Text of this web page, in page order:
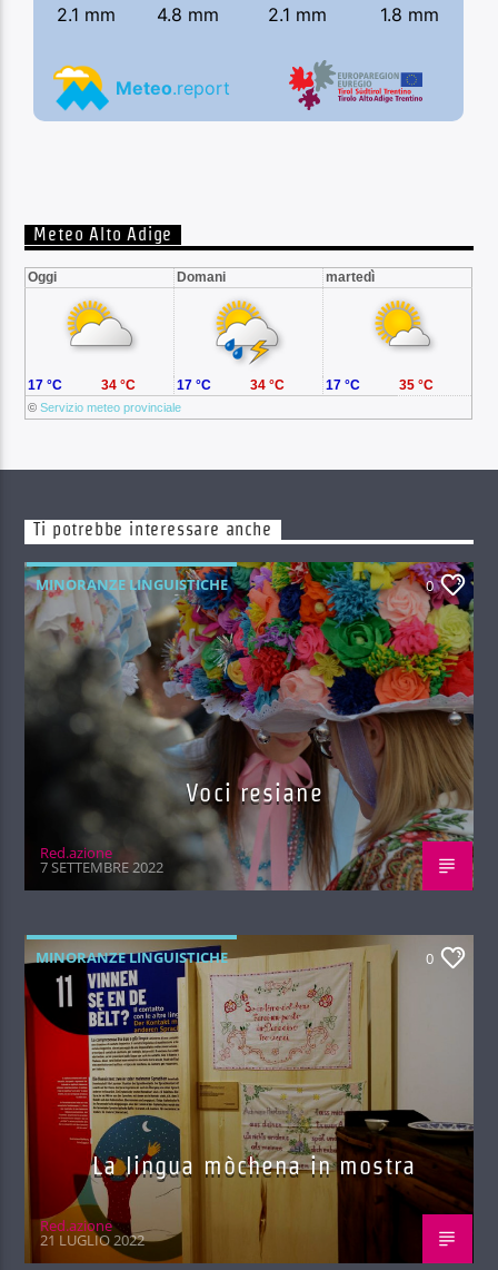
Meteo Alto Adige
Oggi Domani martedì
©Servizio meteo provinciale
17 °C 34 °C 17 °C 34 °C 17 °C 35 °C
Ti potrebbe interessare anche
MINORANZE LINGUISTICHE 0
Voci resiane
Red.azione
7 SETTEMBRE 2022
MINORANZE LINGUISTICHE 0
La lingua mòchena in mostra
Red.azione
21 LUGLIO 2022